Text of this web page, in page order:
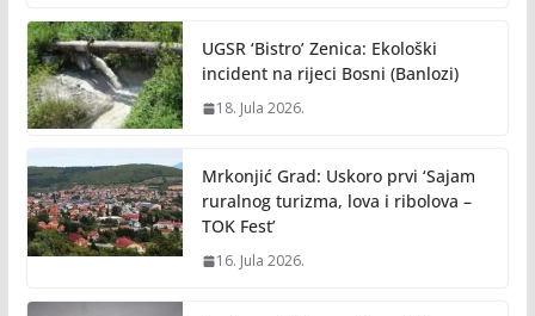
UGSR ‘Bistro’ Zenica: Ekološki
incident na rijeci Bosni (Banlozi)
18. Jula 2026.
Mrkonjić Grad: Uskoro prvi ‘Sajam
ruralnog turizma, lova i ribolova –
TOK Fest’
16. Jula 2026.